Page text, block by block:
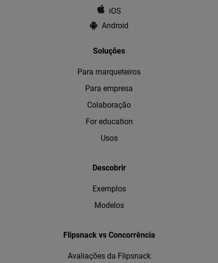
iOS
Android
Soluções
Para marqueteiros
Para empresa
Colaboração
For education
Usos
Descobrir
Exemplos
Modelos
Flipsnack vs Concorrência
Avaliações da Flipsnack